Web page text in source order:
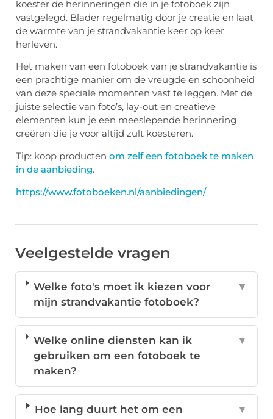
koester de herinneringen die in je fotoboek zijn
vastgelegd. Blader regelmatig door je creatie en laat
de warmte van je strandvakantie keer op keer
herleven.
Het maken van een fotoboek van je strandvakantie is
een prachtige manier om de vreugde en schoonheid
van deze speciale momenten vast te leggen. Met de
juiste selectie van foto’s, lay-out en creatieve
elementen kun je een meeslepende herinnering
creëren die je voor altijd zult koesteren.
Tip: koop producten om zelf een fotoboek te maken
in de aanbieding.
https://www.fotoboeken.nl/aanbiedingen/
Veelgestelde vragen
Welke foto's moet ik kiezen voor
mijn strandvakantie fotoboek?
▼
Welke online diensten kan ik
gebruiken om een fotoboek te
maken?
▼
Hoe lang duurt het om een
▼